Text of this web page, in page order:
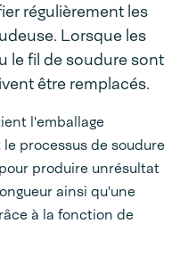
régulièrement les
Lorsque les
le fil de soudure sont
être remplacés.
l'emballage
processus de soudure
produire unrésultat
ainsi qu'une
à la fonction de